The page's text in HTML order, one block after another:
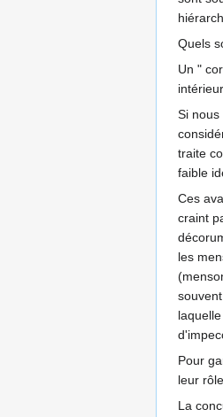
Quels
Un "
Si
traite
faible
Ces
craint
les
Pour
leur
La